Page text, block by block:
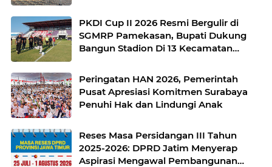
PKDI Cup II 2026 Resmi Bergulir di
SGMRP Pamekasan, Bupati Dukung
Bangun Stadion Di 13 Kecamatan
Peringatan HAN 2026, Pemerintah
Pusat Apresiasi Komitmen Surabaya
Penuhi Hak dan Lindungi Anak
Reses Masa Persidangan III Tahun
2025-2026: DPRD Jatim Menyerap
Aspirasi Mengawal Pembangunan